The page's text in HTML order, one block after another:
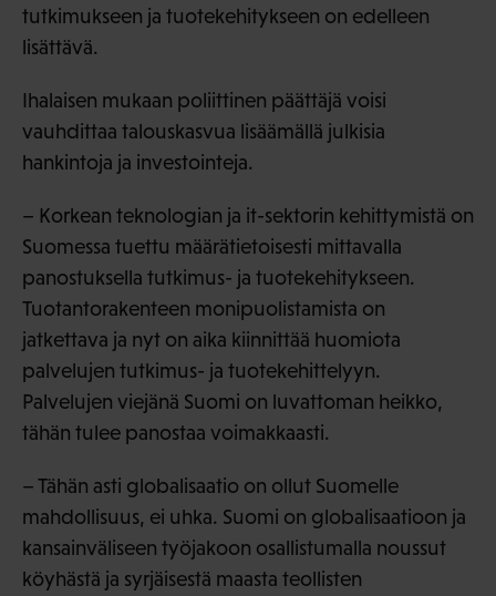
tutkimukseen ja tuotekehitykseen on edelleen
lisättävä.
Ihalaisen mukaan poliittinen päättäjä voisi
vauhdittaa talouskasvua lisäämällä julkisia
hankintoja ja investointeja.
– Korkean teknologian ja it-sektorin kehittymistä on
Suomessa tuettu määrätietoisesti mittavalla
panostuksella tutkimus- ja tuotekehitykseen.
Tuotantorakenteen monipuolistamista on
jatkettava ja nyt on aika kiinnittää huomiota
palvelujen tutkimus- ja tuotekehittelyyn.
Palvelujen viejänä Suomi on luvattoman heikko,
tähän tulee panostaa voimakkaasti.
– Tähän asti globalisaatio on ollut Suomelle
mahdollisuus, ei uhka. Suomi on globalisaatioon ja
kansainväliseen työjakoon osallistumalla noussut
köyhästä ja syrjäisestä maasta teollisten